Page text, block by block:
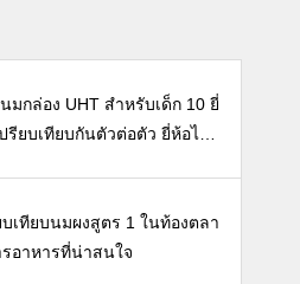
มกล่อง UHT สำหรับเด็ก 10 ยี่
รียบเทียบกันตัวต่อตัว ยี่ห้อไห
บเทียบนมผงสูตร 1 ในท้องตลา
อาหารที่น่าสนใจ
-คุณแม่ลูกอ่อน-